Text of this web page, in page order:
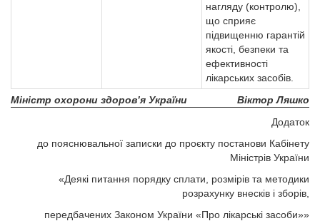
нагляду (контролю),
що сприяє
підвищенню гарантій
якості, безпеки та
ефективності
лікарських засобів.
Міністр охорони здоров’я України
Віктор Ляшко
Додаток
до пояснювальної записки до проєкту постанови Кабінету
Міністрів України
«Деякі питання порядку сплати, розмірів та методики
розрахунку внесків і зборів,
передбачених Законом України «Про лікарські засоби»»